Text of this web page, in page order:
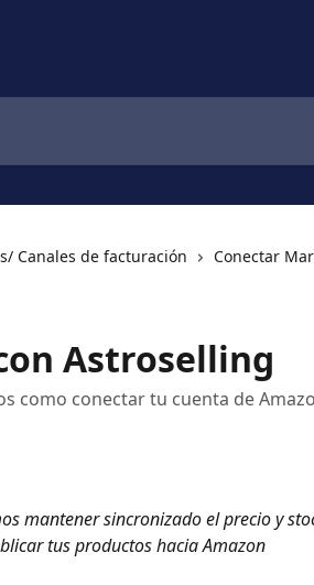
Canales de facturación
Conectar
Astroselling
como conectar tu cuenta de
mantener sincronizado el precio y
tus productos hacia Amazon